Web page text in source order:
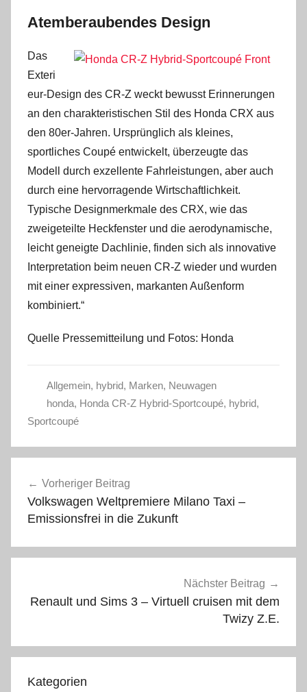
Atemberaubendes Design
Das
Exteri
eur-Design des CR-Z weckt bewusst Erinnerungen
an den charakteristischen Stil des Honda CRX aus
den 80er-Jahren. Ursprünglich als kleines,
sportliches Coupé entwickelt, überzeugte das
Modell durch exzellente Fahrleistungen, aber auch
durch eine hervorragende Wirtschaftlichkeit.
Typische Designmerkmale des CRX, wie das
zweigeteilte Heckfenster und die aerodynamische,
leicht geneigte Dachlinie, finden sich als innovative
Interpretation beim neuen CR-Z wieder und wurden
mit einer expressiven, markanten Außenform
kombiniert.“
Quelle Pressemitteilung und Fotos: Honda
Allgemein, hybrid, Marken, Neuwagen
honda, Honda CR-Z Hybrid-Sportcoupé, hybrid,
Sportcoupé
Vorheriger Beitrag
Volkswagen Weltpremiere Milano Taxi –
Emissionsfrei in die Zukunft
Nächster Beitrag
Renault und Sims 3 – Virtuell cruisen mit dem
Twizy Z.E.
Kategorien